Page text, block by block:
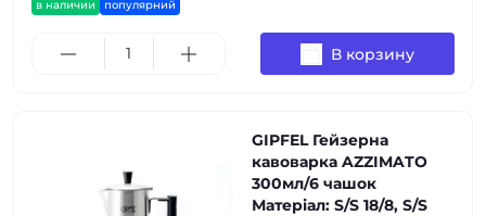
в наличии популярний
В корзину
GIPFEL Гейзерна
кавоварка AZZIMATO
300мл/6 чашок
Матеріал: S/S 18/8, S/S